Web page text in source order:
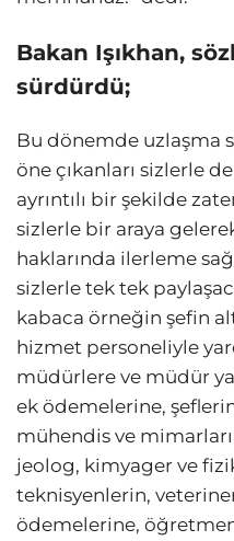
Bakan Işıkhan,
sürdürdü;
Bu dönemde uzlaşma
öne çıkanları sizlerle
ayrıntılı bir şekilde
sizlerle bir araya
haklarında ilerleme
sizlerle tek tek
kabaca örneğin şefin
hizmet personeliyle
müdürlere ve müdür
ek ödemelerine,
mühendis ve
jeolog, kimyager ve
teknisyenlerin,
ödemelerine,